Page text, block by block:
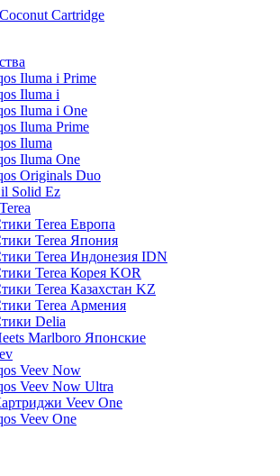
Iluma i Prime
Iluma i
Iluma i One
Iluma Prime
Iluma
Iluma One
Originals Duo
Solid Ez
Terea Европа
Terea Япония
Terea Индонезия IDN
Terea Корея KOR
Terea Казахстан KZ
Terea Армения
Delia
Marlboro Японские
Veev Now
Veev Now Ultra
Veev One
Veev One